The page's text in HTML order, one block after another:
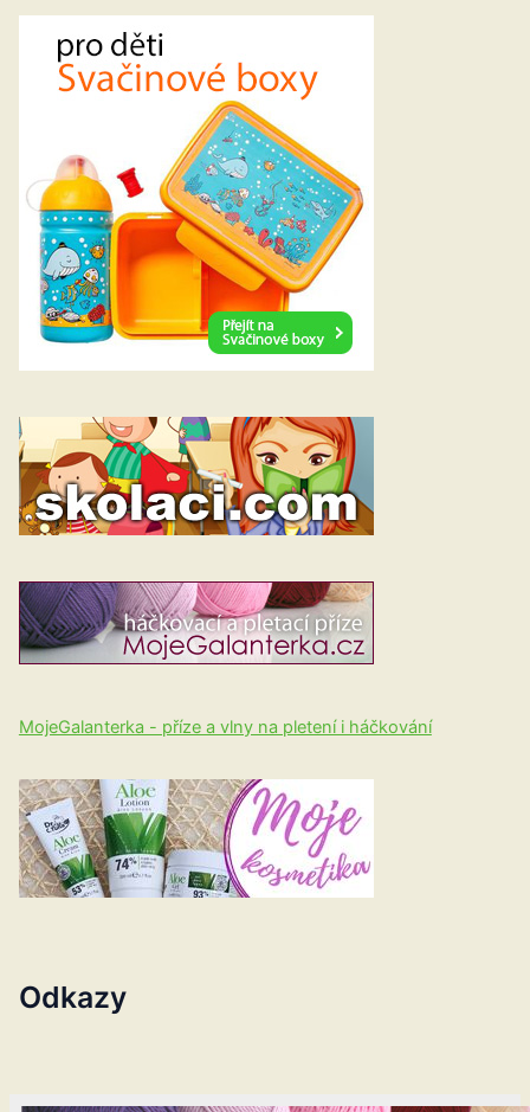
MojeGalanterka - příze a vlny na pletení i háčkování
Odkazy